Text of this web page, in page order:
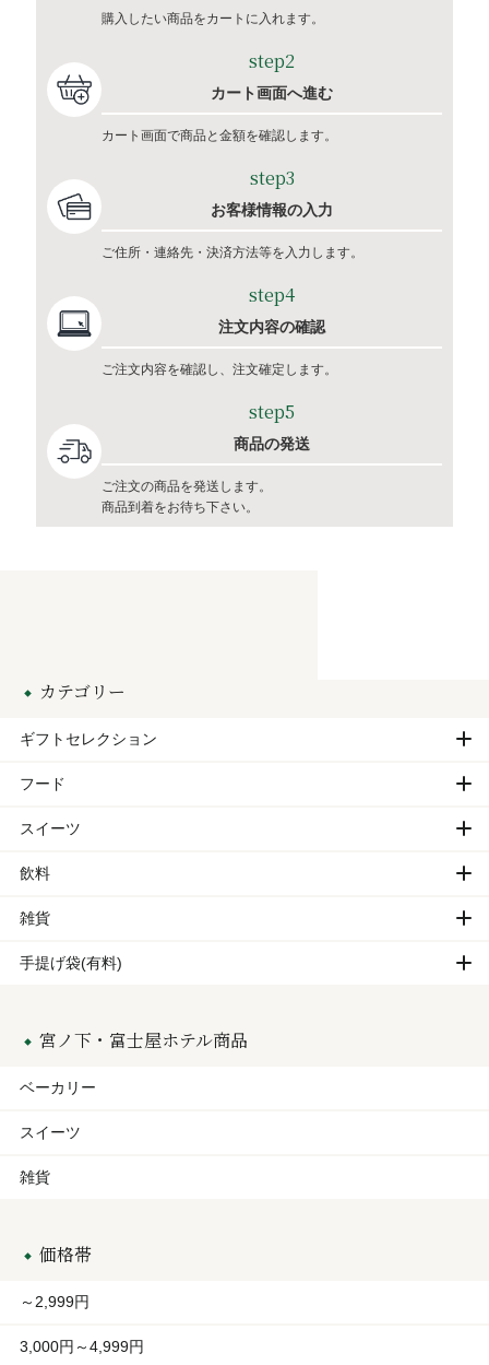
購入したい商品をカートに入れます。
step2
カート画面へ進む
カート画面で商品と金額を確認します。
step3
お客様情報の入力
ご住所・連絡先・決済方法等を入力します。
step4
注文内容の確認
ご注文内容を確認し、注文確定します。
step5
商品の発送
ご注文の商品を発送します。
商品到着をお待ち下さい。
カテゴリー
ギフトセレクション
フード
スイーツ
飲料
雑貨
手提げ袋(有料)
宮ノ下・富士屋ホテル商品
ベーカリー
スイーツ
雑貨
価格帯
～2,999円
3,000円～4,999円